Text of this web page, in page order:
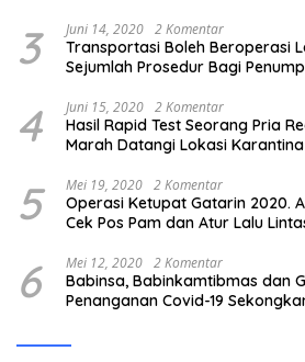
3 Juni 14, 2020 2 Komentar
Transportasi Boleh Beroperasi
Sejumlah Prosedur Bagi
4 Juni 15, 2020 2 Komentar
Hasil Rapid Test Seorang Pria
Marah Datangi Lokasi Karantina
5 Mei 19, 2020 2 Komentar
Operasi Ketupat Gatarin 2020.
Cek Pos Pam dan Atur Lalu
6 Mei 12, 2020 2 Komentar
Babinsa, Babinkamtibmas dan
Penanganan Covid-19